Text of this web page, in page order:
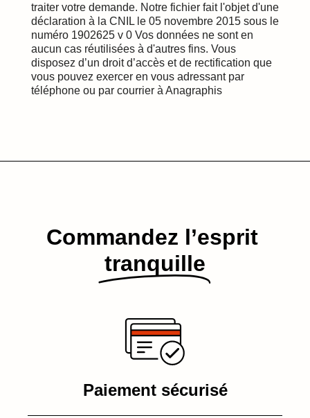
traiter votre demande. Notre fichier fait l'objet d'une
déclaration à la CNIL le 05 novembre 2015 sous le
numéro 1902625 v 0 Vos données ne sont en
aucun cas réutilisées à d'autres fins. Vous
disposez d’un droit d’accès et de rectification que
vous pouvez exercer en vous adressant par
téléphone ou par courrier à Anagraphis
Commandez l’esprit​
tranquille
Paiement sécurisé